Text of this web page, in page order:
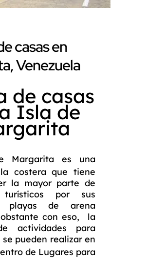
casas en
Venezuela
de casas
Isla de
Margarita es una
costera que tiene
la mayor parte de
turísticos por sus
playas de arena
con eso, la
actividades para
pueden realizar en
de Lugares para